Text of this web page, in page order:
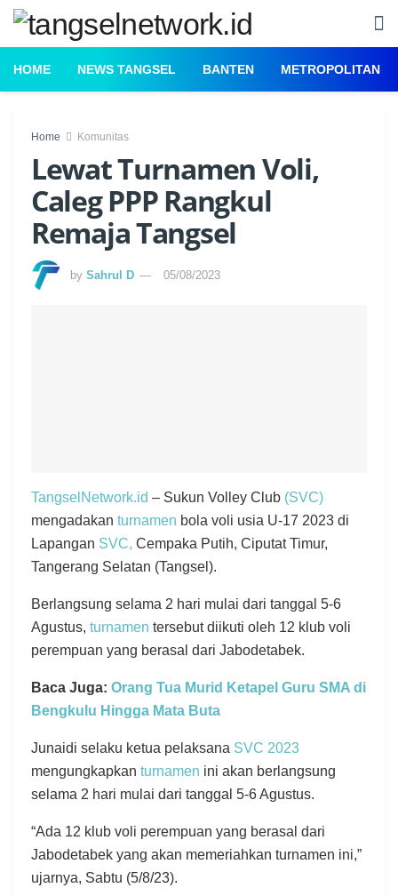
HOME NEWS TANGSEL BANTEN METROPOLITAN
Home Komunitas
Lewat Turnamen Voli,
Caleg PPP Rangkul
Remaja Tangsel
by Sahrul D 05/08/2023
TangselNetwork.id – Sukun Volley Club (SVC)
mengadakan turnamen bola voli usia U-17 2023 di
Lapangan SVC, Cempaka Putih, Ciputat Timur,
Tangerang Selatan (Tangsel).
Berlangsung selama 2 hari mulai dari tanggal 5-6
Agustus, turnamen tersebut diikuti oleh 12 klub voli
perempuan yang berasal dari Jabodetabek.
Baca Juga: Orang Tua Murid Ketapel Guru SMA di
Bengkulu Hingga Mata Buta
Junaidi selaku ketua pelaksana SVC 2023
mengungkapkan turnamen ini akan berlangsung
selama 2 hari mulai dari tanggal 5-6 Agustus.
“Ada 12 klub voli perempuan yang berasal dari
Jabodetabek yang akan memeriahkan turnamen ini,”
ujarnya, Sabtu (5/8/23).